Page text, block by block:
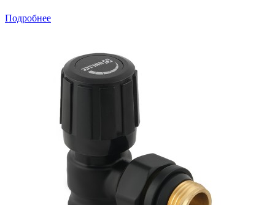
Подробнее